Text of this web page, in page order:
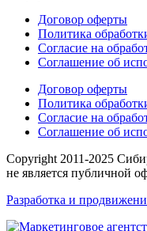
Договор оферты
Политика
Согласие на
Соглашение об
Договор оферты
Политика
Согласие на
Соглашение об
Copyright 2011-2025
не является публичной
Разработка и